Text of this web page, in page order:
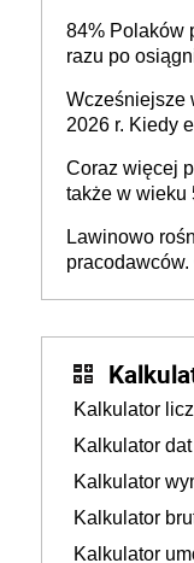
84% Polaków
razu po
dłużej, ale
45+ to siła
Wcześniejsze
2026 r. Kiedy
Coraz więcej
także w wieku
życia
Lawinowo
Kalkulator
Kalkulator dat
Kalkulator
Kalkulator
Kalkulator